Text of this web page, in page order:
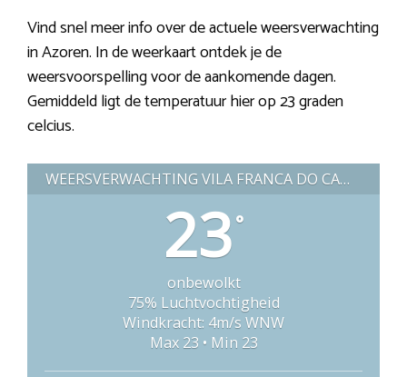
Vind snel meer info over de actuele weersverwachting
in Azoren. In de weerkaart ontdek je de
weersvoorspelling voor de aankomende dagen.
Gemiddeld ligt de temperatuur hier op 23 graden
celcius.
WEERSVERWACHTING VILA FRANCA DO CAMPO (PORTUGAL)
23°
onbewolkt
75% Luchtvochtigheid
Windkracht: 4m/s WNW
Max 23 • Min 23